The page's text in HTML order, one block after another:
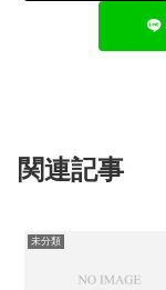
関連記事
未分類